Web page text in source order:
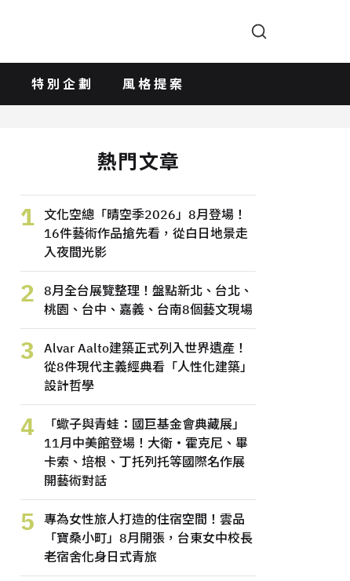
特別企劃 風格提案
熱門文章
1
文化空總「晴空季2026」8月登場！
16件藝術作品搶先看，從白日地景走
入夜間光影
2
8月全台展覽整理！盤點新北、台北、
桃園、台中、嘉義、台南8個藝文現場
3
Alvar Aalto建築正式列入世界遺產！
從8件現代主義經典看「人性化建築」
設計哲學
4
「蠍子與青蛙：國巨基金會典藏展」
11月中美館登場！大衛・霍克尼、畢
卡索、培根、丁托列托等國際名作展
開藝術對話
5
專為女性旅人打造的住宿空間！雲品
「寶桑小町」8月開張，台東女中校長
老宿舍化身日式青旅